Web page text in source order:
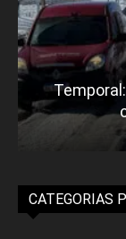
CATEGORIAS